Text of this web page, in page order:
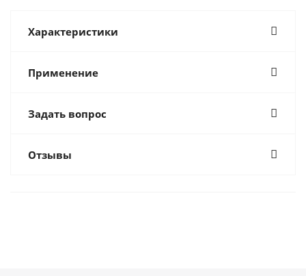
Характеристики
Применение
Задать вопрос
Отзывы